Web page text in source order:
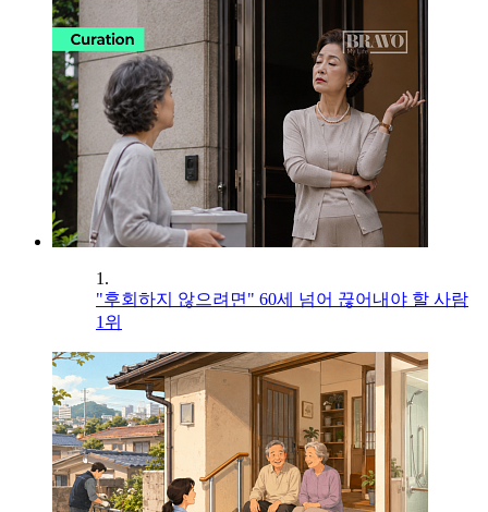
1.
"후회하지 않으려면" 60세 넘어 끊어내야 할 사람
1위